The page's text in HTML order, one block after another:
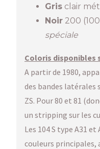
Gris clair
Noir 200
spéciale
Coloris disponibles
A partir de 1980,
des bandes latérales
ZS. Pour 80 et 81
un stripping sur les
Les 104 S type A31
couleurs principales,